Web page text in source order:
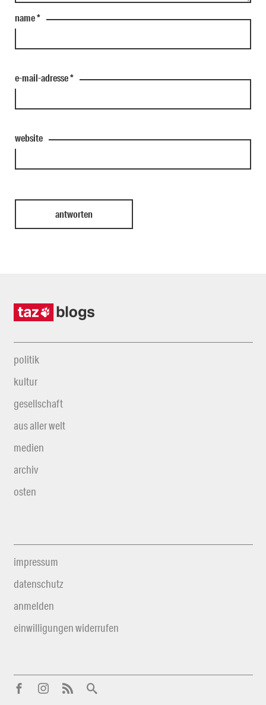
name*
e-mail-adresse*
website
politik
kultur
gesellschaft
aus aller welt
medien
archiv
osten
impressum
datenschutz
anmelden
einwilligungen widerrufen